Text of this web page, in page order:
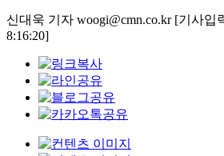
신대욱 기자 woogi@cmn.co.kr [기사입
8:16:20]